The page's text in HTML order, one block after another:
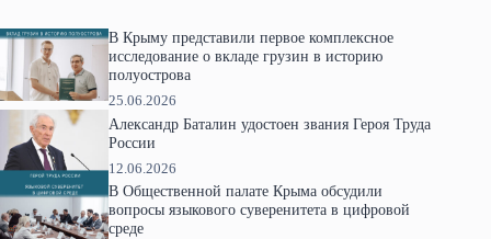
В Крыму представили первое комплексное
исследование о вкладе грузин в историю
полуострова
25.06.2026
Александр Баталин удостоен звания Героя Труда
России
12.06.2026
В Общественной палате Крыма обсудили
вопросы языкового суверенитета в цифровой
среде